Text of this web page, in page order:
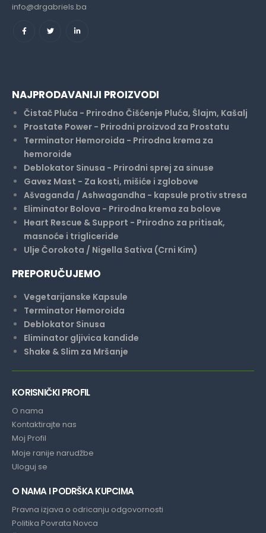
info@drgabriels.ba
NAJPRODAVANIJI PROIZVODI
Čistač Pluća - Prirodno Čišćenje Pluća, Šlajm, Kašalj
Prostate Power - Prirodni proizvod za Prostatu
Terminator Hemoroida - Prirodna krema za
hemoroide
Deblokator Sinusa - Prirodni sprej za sinuse
Gavez Mast - Za kosti, mišiće i zglobove
Ašvaganda / Ashwagandha - kapsule protiv stresa
Eliminator Bolova - Prirodna krema za bolove
Heart Rescue & Support - Prirodno za pritisak,
masnoće i trigliceride
Ulje Čorokota / Nigella Sativa (Crni Kim)
PREPORUČUJEMO
Vegetarijanske Kapsule
Terminator Hemoroida
Deblokator Sinusa
Eliminator gljivica kandide
Shake & Slim za Mršanje
KORISNIČKI PROFIL
O nama
Kontaktirajte nas
Moj Profil
Moje ranije narudžbe
Uloguj se
O NAMA I PODRŠKA KUPCIMA
Pravna izjava o odricanju odgovornosti
Politika Povrata Novca